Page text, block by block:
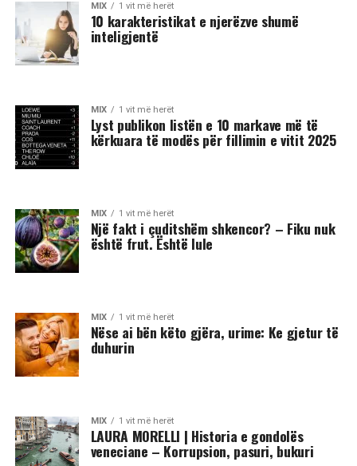
MIX 1 vit më herët
10 karakteristikat e njerëzve shumë
inteligjentë
MIX 1 vit më herët
Lyst publikon listën e 10 markave më të
kërkuara të modës për fillimin e vitit 2025
MIX 1 vit më herët
Një fakt i çuditshëm shkencor? – Fiku nuk
është frut. Është lule
MIX 1 vit më herët
Nëse ai bën këto gjëra, urime: Ke gjetur të
duhurin
MIX 1 vit më herët
LAURA MORELLI | Historia e gondolës
veneciane – Korrupsion, pasuri, bukuri